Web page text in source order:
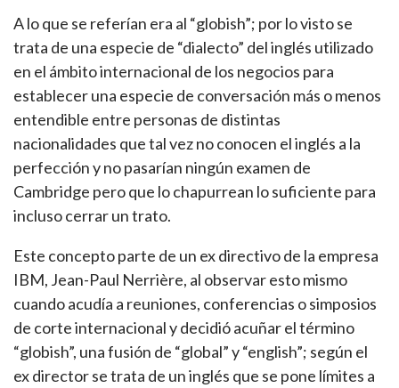
A lo que se referían era al “globish”; por lo visto se
trata de una especie de “dialecto” del inglés utilizado
en el ámbito internacional de los negocios para
establecer una especie de conversación más o menos
entendible entre personas de distintas
nacionalidades que tal vez no conocen el inglés a la
perfección y no pasarían ningún examen de
Cambridge pero que lo chapurrean lo suficiente para
incluso cerrar un trato.
Este concepto parte de un ex directivo de la empresa
IBM, Jean-Paul Nerrière, al observar esto mismo
cuando acudía a reuniones, conferencias o simposios
de corte internacional y decidió acuñar el término
“globish”, una fusión de “global” y “english”; según el
ex director se trata de un inglés que se pone límites a